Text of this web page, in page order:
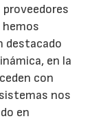
destacado
en la
con
nos
en